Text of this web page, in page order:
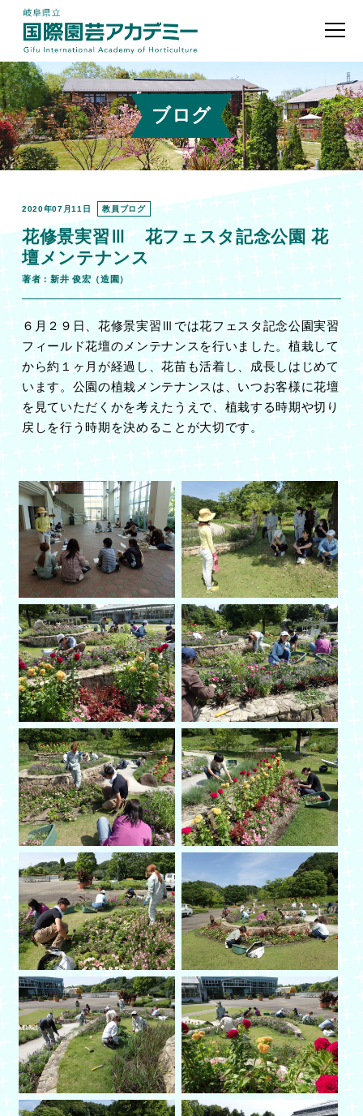
ブログ
2020年07月11日 教員ブログ
花修景実習Ⅲ 花フェスタ記念公園 花
壇メンテナンス
著者：新井 俊宏（造園）
６月２９日、花修景実習Ⅲでは花フェスタ記念公園実習
フィールド花壇のメンテナンスを行いました。植栽して
から約１ヶ月が経過し、花苗も活着し、成長しはじめて
います。公園の植栽メンテナンスは、いつお客様に花壇
を見ていただくかを考えたうえで、植栽する時期や切り
戻しを行う時期を決めることが大切です。